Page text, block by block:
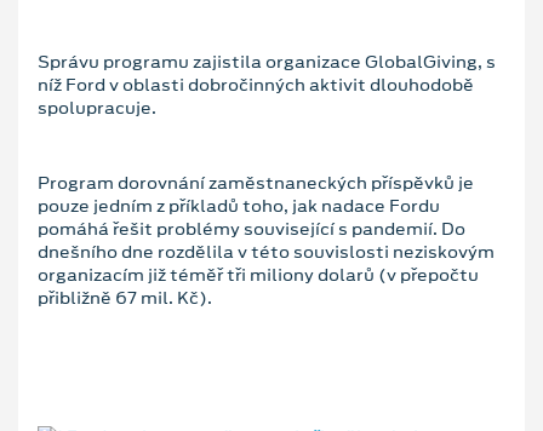
Správu programu zajistila organizace GlobalGiving, s
níž Ford v oblasti dobročinných aktivit dlouhodobě
spolupracuje.
Program dorovnání zaměstnaneckých příspěvků je
pouze jedním z příkladů toho, jak nadace Fordu
pomáhá řešit problémy související s pandemií. Do
dnešního dne rozdělila v této souvislosti neziskovým
organizacím již téměř tři miliony dolarů (v přepočtu
přibližně 67 mil. Kč).